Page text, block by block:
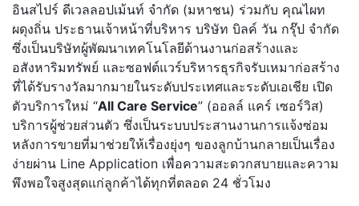
อินสไปร์ ดีเวลลอปเม้นท์ จำกัด (มหาชน) ร่วมกับ คุณไผท
ผดุงถิ่น ประธานเจ้าหน้าที่บริหาร บริษัท บิลค์ วัน กรุ๊ป จำกัด
ซึ่งเป็นบริษัทผู้พัฒนาเทคโนโลยีด้านงานก่อสร้างและ
อสังหาริมทรัพย์ และซอฟต์แวร์บริหารธุรกิจรับเหมาก่อสร้าง
ที่ได้รับรางวัลมากมายในระดับประเทศและระดับเอเชีย เปิด
ตัวบริการใหม่ “All Care Service” (ออลล์ แคร์ เซอร์วิส)
บริการผู้ช่วยส่วนตัว ซึ่งเป็นระบบประสานงานการแจ้งซ่อม
หลังการขายที่มาช่วยให้เรื่องยุ่งๆ ของลูกบ้านกลายเป็นเรื่อง
ง่ายผ่าน Line Application เพื่อความสะดวกสบายและความ
พึงพอใจสูงสุดแก่ลูกค้าได้ทุกที่ตลอด 24 ชั่วโมง